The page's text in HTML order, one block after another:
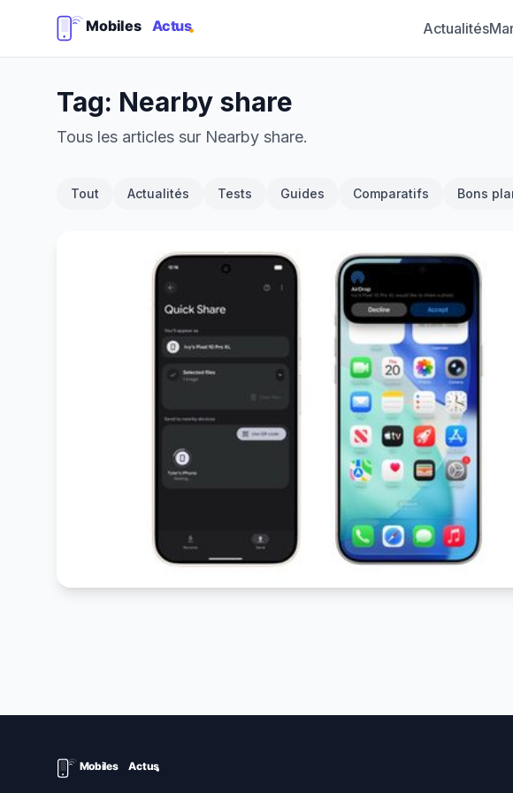
Actualités
Tag: Nearby share
Tous les articles sur Nearby share.
Tout Actualités Tests Guides Comparatifs Bons